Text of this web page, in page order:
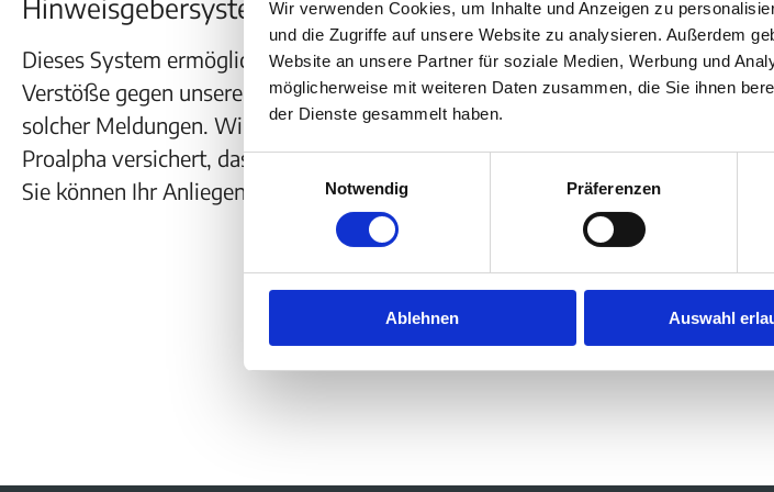
Wir verwenden Cookies, um Inhalte und Anzeigen zu
und die Zugriffe auf unsere Website zu analysieren. Außerdem
Website an unsere Partner für soziale Medien, Werbung und
möglicherweise mit weiteren Daten zusammen, die Sie ihnen
der Dienste gesammelt haben.
Einwilligungsauswahl
Notwendig
Präferenzen
Ablehnen Auswahl
Hinweisgebersystem eingeführt.
Dieses System ermöglicht es allen – seien es Mitarbeiter, ehemalige
Verstöße gegen unsere Richtlinien und denVerhaltenskodexaufmerksam zu
solcher Meldungen. Wir sehen in Ihren Meldungen ein entscheidendes
Proalpha versichert, dass alle Hinweise vertraulich behandelt und die
Sie können Ihr Anliegen vertrauensvoll an uns herantragen – Ihre Stimme zählt.
Unterstützen Sie uns